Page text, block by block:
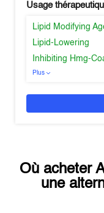
Usage
Lipid Modifying
Lipid-Lowering
Inhibiting Hmg-
Plus
Où acheter
une